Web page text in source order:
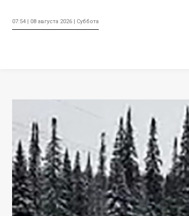
07:54 | 08 августа 2026 | Суббота